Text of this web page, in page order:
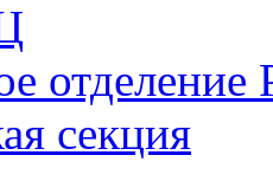
секция